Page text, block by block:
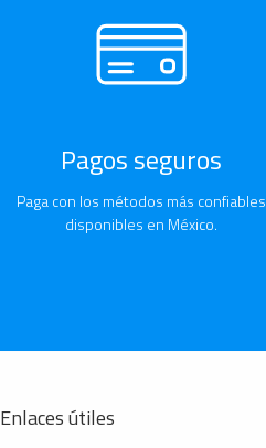
Pagos seguros
Paga con los métodos más confiables
disponibles en México.
Enlaces útiles